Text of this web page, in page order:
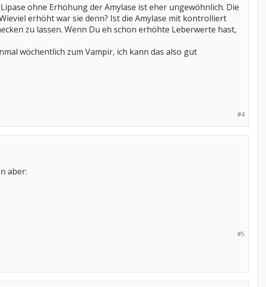
ohne Erhöhung der Amylase ist eher ungewöhnlich. Die
erhöht war sie denn? Ist die Amylase mit kontrolliert
zu lassen. Wenn Du eh schon erhöhte Leberwerte hast,
wöchentlich zum Vampir, ich kann das also gut
#4
aber:
#5